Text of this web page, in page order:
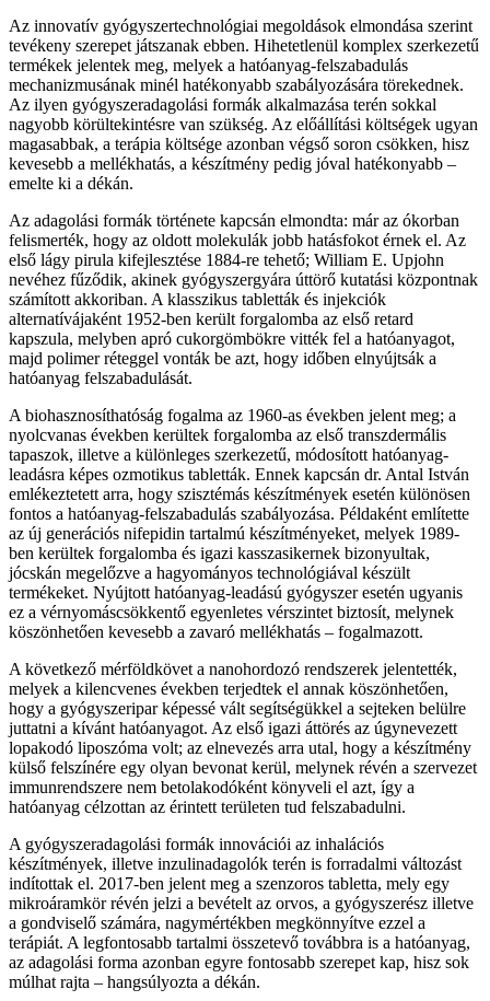
Az innovatív gyógyszertechnológiai megoldások elmondása szerint
tevékeny szerepet játszanak ebben. Hihetetlenül komplex szerkezetű
termékek jelentek meg, melyek a hatóanyag-felszabadulás
mechanizmusának minél hatékonyabb szabályozására törekednek.
Az ilyen gyógyszeradagolási formák alkalmazása terén sokkal
nagyobb körültekintésre van szükség. Az előállítási költségek ugyan
magasabbak, a terápia költsége azonban végső soron csökken, hisz
kevesebb a mellékhatás, a készítmény pedig jóval hatékonyabb –
emelte ki a dékán.
Az adagolási formák története kapcsán elmondta: már az ókorban
felismerték, hogy az oldott molekulák jobb hatásfokot érnek el. Az
első lágy pirula kifejlesztése 1884-re tehető; William E. Upjohn
nevéhez fűződik, akinek gyógyszergyára úttörő kutatási központnak
számított akkoriban. A klasszikus tabletták és injekciók
alternatívájaként 1952-ben került forgalomba az első retard
kapszula, melyben apró cukorgömbökre vitték fel a hatóanyagot,
majd polimer réteggel vonták be azt, hogy időben elnyújtsák a
hatóanyag felszabadulását.
A biohasznosíthatóság fogalma az 1960-as években jelent meg; a
nyolcvanas években kerültek forgalomba az első transzdermális
tapaszok, illetve a különleges szerkezetű, módosított hatóanyag-
leadásra képes ozmotikus tabletták. Ennek kapcsán dr. Antal István
emlékeztetett arra, hogy szisztémás készítmények esetén különösen
fontos a hatóanyag-felszabadulás szabályozása. Példaként említette
az új generációs nifepidin tartalmú készítményeket, melyek 1989-
ben kerültek forgalomba és igazi kasszasikernek bizonyultak,
jócskán megelőzve a hagyományos technológiával készült
termékeket. Nyújtott hatóanyag-leadású gyógyszer esetén ugyanis
ez a vérnyomáscsökkentő egyenletes vérszintet biztosít, melynek
köszönhetően kevesebb a zavaró mellékhatás – fogalmazott.
A következő mérföldkövet a nanohordozó rendszerek jelentették,
melyek a kilencvenes években terjedtek el annak köszönhetően,
hogy a gyógyszeripar képessé vált segítségükkel a sejteken belülre
juttatni a kívánt hatóanyagot. Az első igazi áttörés az úgynevezett
lopakodó liposzóma volt; az elnevezés arra utal, hogy a készítmény
külső felszínére egy olyan bevonat kerül, melynek révén a szervezet
immunrendszere nem betolakodóként könyveli el azt, így a
hatóanyag célzottan az érintett területen tud felszabadulni.
A gyógyszeradagolási formák innovációi az inhalációs
készítmények, illetve inzulinadagolók terén is forradalmi változást
indítottak el. 2017-ben jelent meg a szenzoros tabletta, mely egy
mikroáramkör révén jelzi a bevételt az orvos, a gyógyszerész illetve
a gondviselő számára, nagymértékben megkönnyítve ezzel a
terápiát. A legfontosabb tartalmi összetevő továbbra is a hatóanyag,
az adagolási forma azonban egyre fontosabb szerepet kap, hisz sok
múlhat rajta – hangsúlyozta a dékán.